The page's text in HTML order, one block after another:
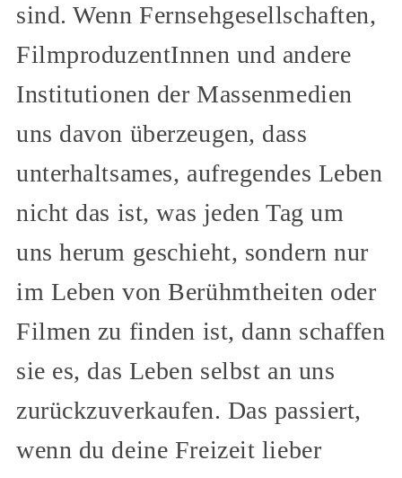
sind. Wenn Fernsehgesellschaften,
FilmproduzentInnen und andere
Institutionen der Massenmedien
uns davon überzeugen, dass
unterhaltsames, aufregendes Leben
nicht das ist, was jeden Tag um
uns herum geschieht, sondern nur
im Leben von Berühmtheiten oder
Filmen zu finden ist, dann schaffen
sie es, das Leben selbst an uns
zurückzuverkaufen. Das passiert,
wenn du deine Freizeit lieber